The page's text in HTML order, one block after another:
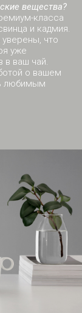
вещества?
класса
и кадмия.
уверены, что
уже
в ваш чай.
о вашем
любимым